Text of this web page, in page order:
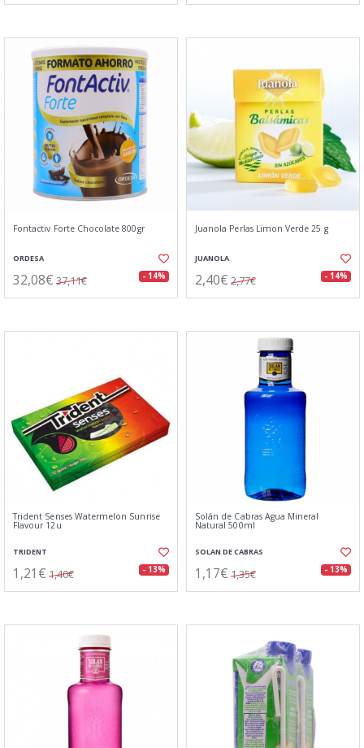
Fontactiv Forte Chocolate 800gr
ORDESA
32,08€ 37,11€ - 14%
Juanola Perlas Limon Verde 25 g
JUANOLA
2,40€ 2,77€ - 14%
Trident Senses Watermelon Sunrise
Flavour 12u
TRIDENT
1,21€ 1,40€ - 13%
Solán de Cabras Agua Mineral
Natural 500ml
SOLAN DE CABRAS
1,17€ 1,35€ - 13%